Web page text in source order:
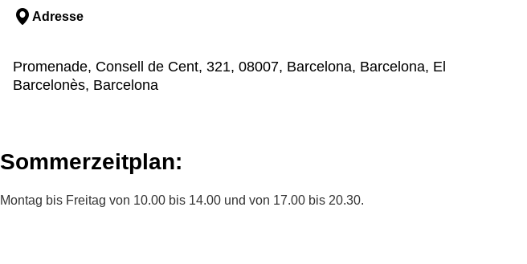
Adresse
Promenade, Consell de Cent, 321, 08007, Barcelona, Barcelona, El
Barcelonès, Barcelona
Sommerzeitplan:
Montag bis Freitag von 10.00 bis 14.00 und von 17.00 bis 20.30.